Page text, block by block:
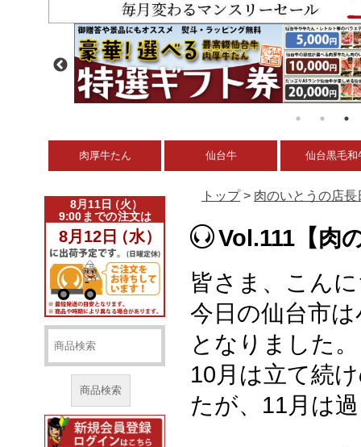
肉厚牛たん 仙台牛 仙台黒毛和
商品検索
トップ> 肉のいとうの店長
Vol.111【肉
皆さま、こん
今日の仙台市
となりました。
10月は立て続
たが、11月は